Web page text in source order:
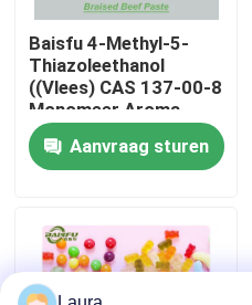
Fabriekstocht
Kwaliteitscontrole
Neem contact met ons op
Nieuws
Baisfu 4-Methyl-5-
Thiazoleethanol
((Vlees) CAS 137-00-8
Monomeer Aroma,
Essence Adjuvant
Aanvraag sturen